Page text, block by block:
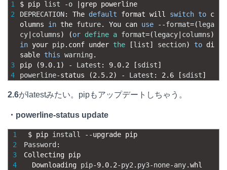
1
2
3
4
$ pip list -o grep powerline
DEPRECATION: The default format will switch to c
olumns in the future. You can use --format=(lega
cy columns) (or define a format=(legacy columns)
in your pip. conf under the [list] section) to di
sable this warning .
pip
(9.0.1) - Latest : 9.0.2 [sdist]
powerline-status (2.5.2) - Latest : 2.6 [sdist]
2.6がlatestみたい。pipもアップデートしちゃう。
・powerline-status update
1
2
3
4
$ pip install --upgrade pip
Password :
Collecting pip
Downloading pip-9.0.2-py2. py3-none-any.whl